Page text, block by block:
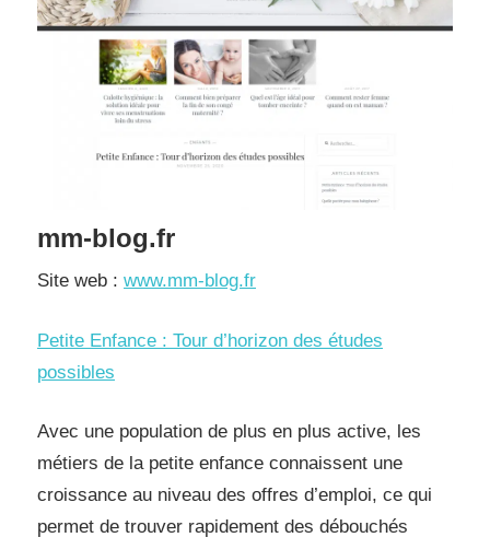
mm-blog.fr
Site web : www.mm-blog.fr
Petite Enfance : Tour d’horizon des études
possibles
Avec une population de plus en plus active, les
métiers de la petite enfance connaissent une
croissance au niveau des offres d’emploi, ce qui
permet de trouver rapidement des débouchés